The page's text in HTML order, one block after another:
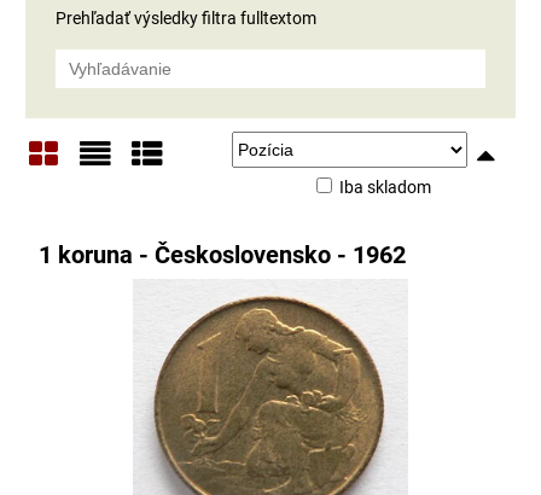
Prehľadať výsledky filtra fulltextom
Iba skladom
1 koruna - Československo - 1962